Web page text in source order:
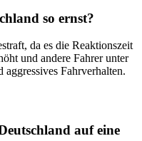
so ernst?
da es die Reaktionszeit
und andere Fahrer unter
aggressives Fahrverhalten.
auf eine